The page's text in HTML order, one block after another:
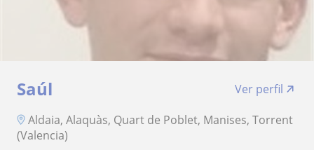
Saúl
Ver perfil
Aldaia, Alaquàs, Quart de Poblet, Manises, Torrent
(Valencia)